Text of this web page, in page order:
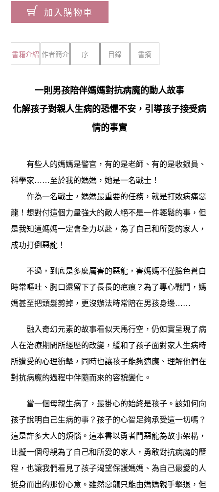
加入購物車
書籍介紹 作者簡介 序 目錄 書摘
一則男孩陪伴媽媽對抗病魔的動人故事
化解孩子對親人生病的恐懼不安，引導孩子接受病
情的事實
有些人的媽媽是警官，有的是老師、有的是收銀員、
科學家……至於我的媽媽，她是一名戰士！
作為一名戰士，媽媽最重要的任務，就是打敗病痛惡
龍！想對付這個力量強大的敵人絕不是一件輕鬆的事，但
是我知道媽媽一定會全力以赴，為了自己和所愛的家人，
成功打倒惡龍！
不過，到底是多麼厲害的惡龍，害媽媽不僅臉色蒼白
時常嘔吐、胸口還留下了長長的疤痕？為了專心戰鬥，媽
媽甚至把頭髮剪掉，更沒辦法時常陪在男孩身邊……
融入奇幻元素的故事看似天馬行空，仍如實呈現了病
人在治療期間所經歷的改變，緩和了孩子面對家人生病時
所遭受的心理衝擊，同時也讓孩子能夠適應、理解他們在
對抗病魔的過程中伴隨而來的容貌變化。
當一個母親生病了，最掛心的始終是孩子。該如何向
孩子說明自己生病的事？孩子的心智足夠承受這一切嗎？
這是許多大人的煩惱。這本書以勇者鬥惡龍為故事架構，
比擬一個母親為了自己和所愛的家人，勇敢對抗病魔的歷
程，也讓我們看見了孩子渴望保護媽媽、為自己最愛的人
挺身而出的那份心意。雖然惡龍只能由媽媽親手擊退，但